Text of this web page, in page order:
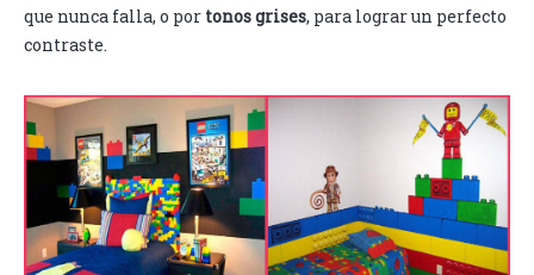
que nunca falla, o por tonos grises, para lograr un perfecto
contraste.